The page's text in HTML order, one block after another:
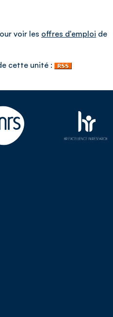
voir les offres d'emploi de
cette unité :